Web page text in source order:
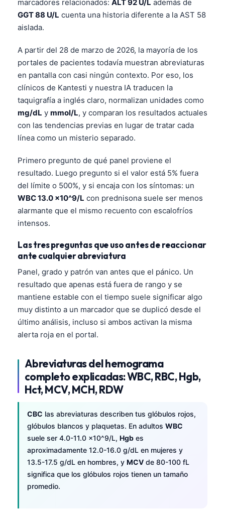
marcadores relacionados: ALT 92 U/L además de
GGT 88 U/L cuenta una historia diferente a la AST 58
aislada.
A partir del 28 de marzo de 2026, la mayoría de los
portales de pacientes todavía muestran abreviaturas
en pantalla con casi ningún contexto. Por eso, los
clínicos de Kantesti y nuestra IA traducen la
taquigrafía a inglés claro, normalizan unidades como
mg/dL y mmol/L, y comparan los resultados actuales
con las tendencias previas en lugar de tratar cada
línea como un misterio separado.
Primero pregunto de qué panel proviene el
resultado. Luego pregunto si el valor está 5% fuera
del límite o 500%, y si encaja con los síntomas: un
WBC 13.0 x10^9/L con prednisona suele ser menos
alarmante que el mismo recuento con escalofríos
intensos.
Las tres preguntas que uso antes de reaccionar
ante cualquier abreviatura
Panel, grado y patrón van antes que el pánico. Un
resultado que apenas está fuera de rango y se
mantiene estable con el tiempo suele significar algo
muy distinto a un marcador que se duplicó desde el
último análisis, incluso si ambos activan la misma
alerta roja en el portal.
Abreviaturas del hemograma
completo explicadas: WBC, RBC, Hgb,
Hct, MCV, MCH, RDW
CBC las abreviaturas describen tus glóbulos rojos,
glóbulos blancos y plaquetas. En adultos WBC
suele ser 4.0-11.0 x10^9/L, Hgb es
aproximadamente 12.0-16.0 g/dL en mujeres y
13.5-17.5 g/dL en hombres, y MCV de 80-100 fL
significa que los glóbulos rojos tienen un tamaño
promedio.